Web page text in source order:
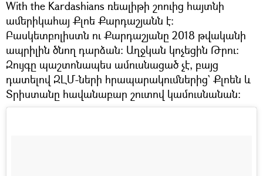
With the Kardashians ռեալիթի շոուից հայտնի
ամերիկահայ Քլոե Քարդաշյանն է։
Բասկետբոլիստն ու Քարդաշյանը 2018 թվականի
ապրիլին ծնող դարձան։ Աղջկան կոչեցին Թրու։
Զույգը պաշտոնապես ամուսնացած չէ, բայց
դատելով ԶԼՄ-ների հրապարակումներից` Քլոեն և
Տրիստանը հավանաբար շուտով կամուսնանան։